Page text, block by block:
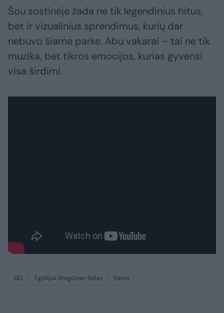
Šou sostinėje žada ne tik legendinius hitus,
bet ir vizualinius sprendimus, kurių dar
nebuvo šiame parke. Abu vakarai – tai ne tik
muzika, bet tikros emocijos, kurias gyvensi
visa širdimi.
SEL Egidijus Dragūnas-Selas Daina